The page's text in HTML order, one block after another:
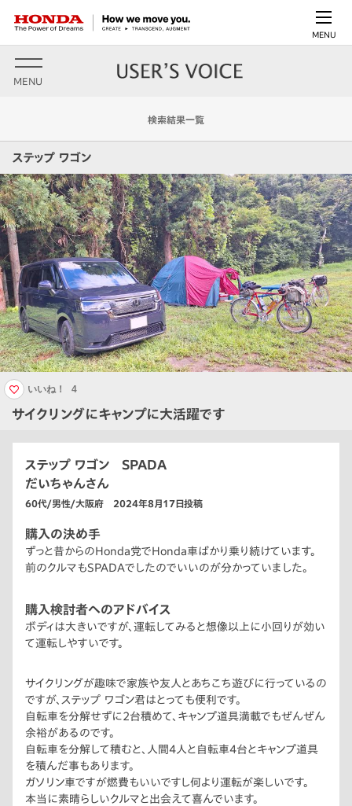
MENU
MENU
検索結果一覧
ステップ ワゴン
サイクリングにキャンプに大活躍です
いいね！ 4
ステップ ワゴン SPADA
だいちゃんさん
60代/男性/大阪府 2024年8月17日投稿
購入の決め手
ずっと昔からのHonda党でHonda車ばかり乗り続けています。
前のクルマもSPADAでしたのでいいのが分かっていました。
購入検討者へのアドバイス
ボディは大きいですが、運転してみると想像以上に小回りが効い
て運転しやすいです。
サイクリングが趣味で家族や友人とあちこち遊びに行っているの
ですが、ステップ ワゴン君はとっても便利です。
自転車を分解せずに2台積めて、キャンプ道具満載でもぜんぜん
余裕があるのです。
自転車を分解して積むと、人間4人と自転車4台とキャンプ道具
を積んだ事もあります。
ガソリン車ですが燃費もいいですし何より運転が楽しいです。
本当に素晴らしいクルマと出会えて喜んでいます。